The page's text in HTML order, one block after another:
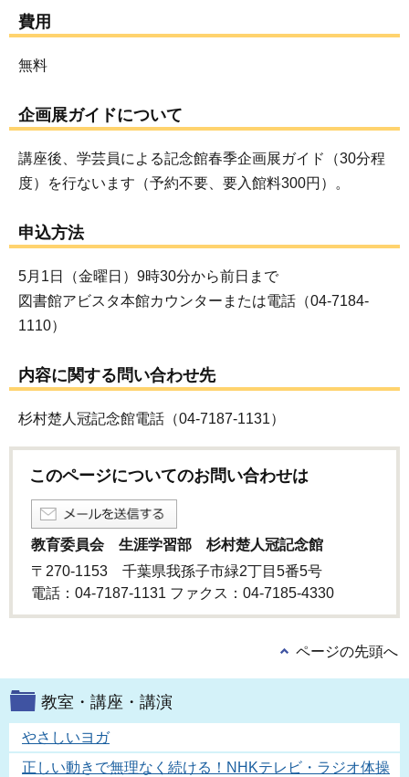
費用
無料
企画展ガイドについて
講座後、学芸員による記念館春季企画展ガイド（30分程
度）を行ないます（予約不要、要入館料300円）。
申込方法
5月1日（金曜日）9時30分から前日まで
図書館アビスタ本館カウンターまたは電話（04-7184-
1110）
内容に関する問い合わせ先
杉村楚人冠記念館電話（04-7187-1131）
このページについてのお問い合わせは
教育委員会 生涯学習部 杉村楚人冠記念館
〒270-1153 千葉県我孫子市緑2丁目5番5号
電話：04-7187-1131 ファクス：04-7185-4330
ページの先頭へ
教室・講座・講演
やさしいヨガ
正しい動きで無理なく続ける！NHKテレビ・ラジオ体操